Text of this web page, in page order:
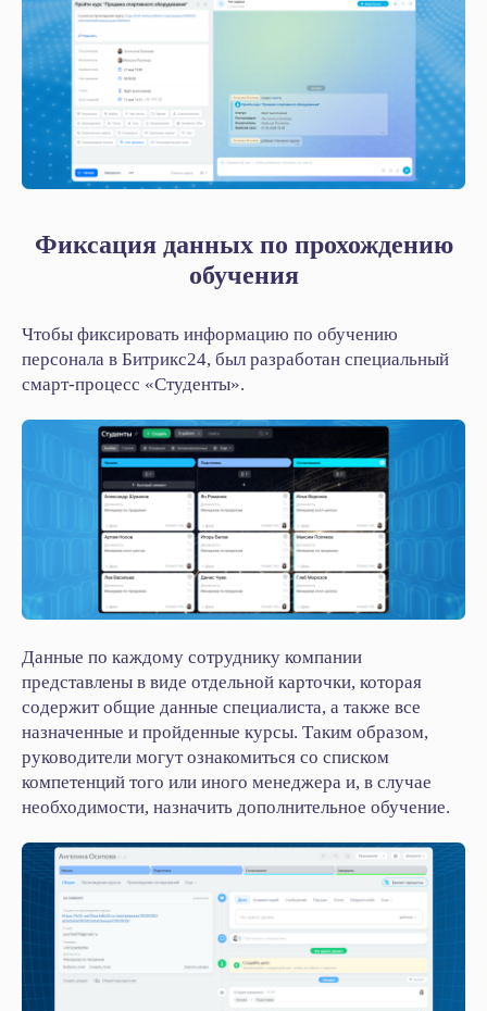
Фиксация данных по прохождению
обучения
Чтобы фиксировать информацию по обучению
персонала в Битрикс24, был разработан специальный
смарт‑процесс «Студенты».
Данные по каждому сотруднику компании
представлены в виде отдельной карточки, которая
содержит общие данные специалиста, а также все
назначенные и пройденные курсы. Таким образом,
руководители могут ознакомиться со списком
компетенций того или иного менеджера и, в случае
необходимости, назначить дополнительное обучение.